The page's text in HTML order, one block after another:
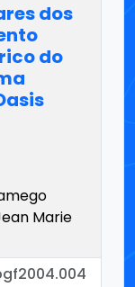
dos
do
Marie